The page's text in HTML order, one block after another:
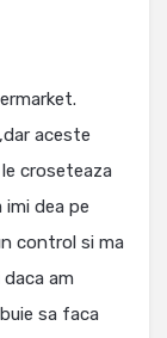
aceste
croseteaza
imi dea pe
control si ma
am
sa faca